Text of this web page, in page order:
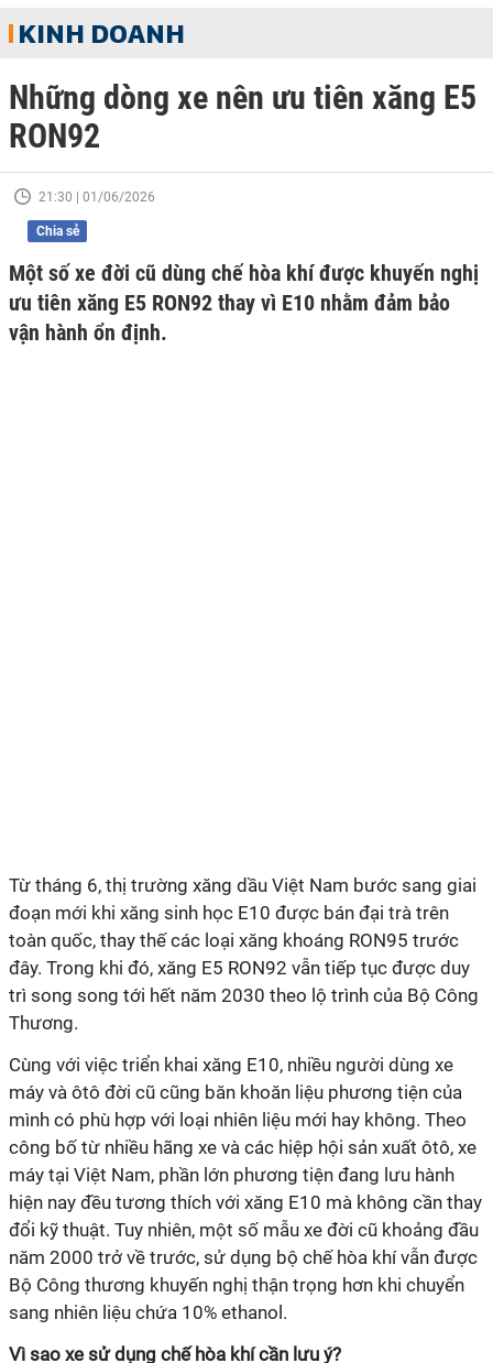
KINH DOANH
Những dòng xe nên ưu tiên xăng E5
RON92
21:30 | 01/06/2026
Chia sẻ
Một số xe đời cũ dùng chế hòa khí được khuyến nghị
ưu tiên xăng E5 RON92 thay vì E10 nhằm đảm bảo
vận hành ổn định.
Từ tháng 6, thị trường xăng dầu Việt Nam bước sang giai
đoạn mới khi xăng sinh học E10 được bán đại trà trên
toàn quốc, thay thế các loại xăng khoáng RON95 trước
đây. Trong khi đó, xăng E5 RON92 vẫn tiếp tục được duy
trì song song tới hết năm 2030 theo lộ trình của Bộ Công
Thương.
Cùng với việc triển khai xăng E10, nhiều người dùng xe
máy và ôtô đời cũ cũng băn khoăn liệu phương tiện của
mình có phù hợp với loại nhiên liệu mới hay không. Theo
công bố từ nhiều hãng xe và các hiệp hội sản xuất ôtô, xe
máy tại Việt Nam, phần lớn phương tiện đang lưu hành
hiện nay đều tương thích với xăng E10 mà không cần thay
đổi kỹ thuật. Tuy nhiên, một số mẫu xe đời cũ khoảng đầu
năm 2000 trở về trước, sử dụng bộ chế hòa khí vẫn được
Bộ Công thương khuyến nghị thận trọng hơn khi chuyển
sang nhiên liệu chứa 10% ethanol.
Vì sao xe sử dụng chế hòa khí cần lưu ý?